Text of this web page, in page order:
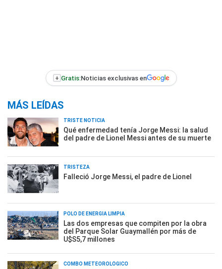
+ Gratis:Noticias exclusivas en
MÁS LEÍDAS
TRISTE NOTICIA
Qué enfermedad tenía Jorge Messi: la salud
del padre de Lionel Messi antes de su muerte
TRISTEZA
Falleció Jorge Messi, el padre de Lionel
POLO DE ENERGÍA LIMPIA
Las dos empresas que compiten por la obra
del Parque Solar Guaymallén por más de
U$S5,7 millones
COMBO METEOROLÓGICO